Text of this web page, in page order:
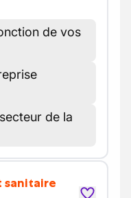
de vos
de la
sanitaire